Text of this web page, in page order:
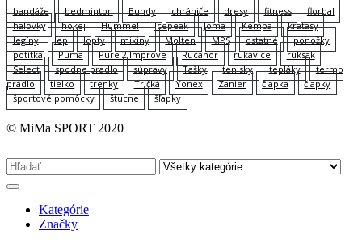
bandáže bedminton Bundy chrániče dresy fitness
florbal
halovky
hokej Hummel Icepeak Joma Kempa
kraťasy
legíny
lep lopty mikiny Molten MPS ostatné
ponožky
potítka
Puma Pure 2 Improve Rucanor rukavice
ruksak
Select
spodne pradlo súpravy Tašky tenisky tepláky
termo
prádlo
tielko trenky Tričká Yonex Zanier čiapka
čiapky
športové pomôcky
štucne šľapky
© MiMa SPORT 2020
Kategórie
Značky